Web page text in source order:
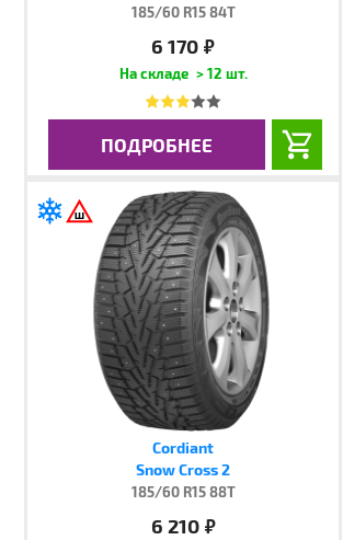
185/60 R15 84T
6 170 руб.
> 12 шт.
ПОДРОБНЕЕ
Cordiant
Snow Cross 2
185/60 R15 88T
6 210 руб.